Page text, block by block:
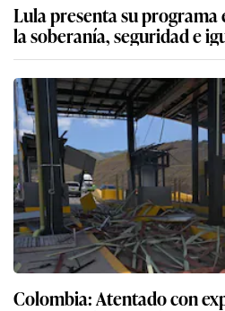
Lula presenta su programa
la soberanía, seguridad e
Colombia: Atentado con